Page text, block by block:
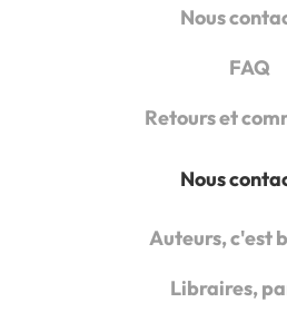
Nous
FAQ
Retours et
Nous
Auteurs, c'est
Libraires,